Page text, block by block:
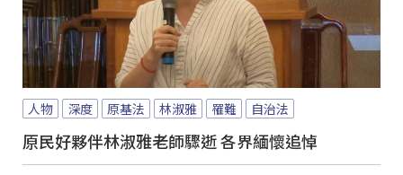
人物 深度 原基法 林淑雅 罹難 自治法
原民好夥伴林淑雅老師驟逝 各界緬懷追悼